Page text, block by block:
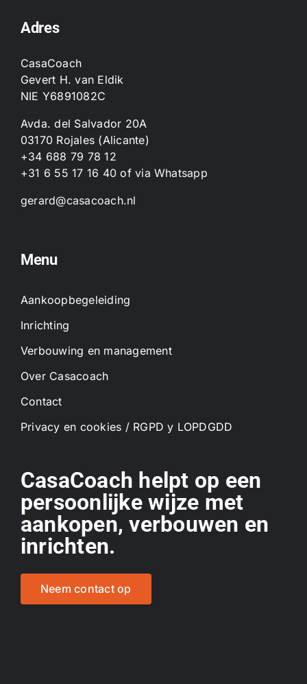
Adres
CasaCoach
Gevert H. van Eldik
NIE Y6891082C
Avda. del Salvador 20A
03170 Rojales (Alicante)
+34 688 79 78 12
+31 6 55 17 16 40 ofvia Whatsapp
gerard@casacoach.nl
Menu
Aankoopbegeleiding
Inrichting
Verbouwing en management
Over Casacoach
Contact
Privacy en cookies / RGPD y LOPDGDD
CasaCoach helpt op een
persoonlijke wijze met
aankopen, verbouwen en
inrichten.
Neem contact op